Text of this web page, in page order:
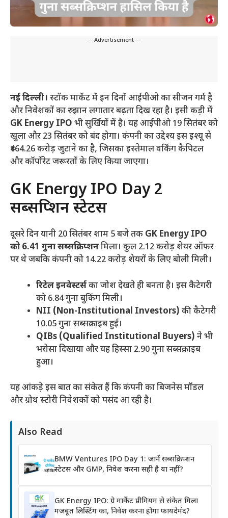
---Advertisement---
नई दिल्ली। स्टॉक मार्केट में इन दिनों आईपीओ का सीजन गर्म है
और निवेशकों का रुझान लगातार बढ़ता दिख रहा है। इसी कड़ी में
GK Energy IPO भी सुर्खियों में है। यह आईपीओ 19 सितंबर को
खुला और 23 सितंबर को बंद होगा। कंपनी का उद्देश्य इस इश्यू से
₹464.26 करोड़ जुटाने का है, जिसका इस्तेमाल वर्किंग कैपिटल
और कॉर्पोरेट जरूरतों के लिए किया जाएगा।
GK Energy IPO Day 2
सब्सक्रिप्शन स्टेटस
दूसरे दिन यानी 20 सितंबर शाम 5 बजे तक GK Energy IPO
को 6.41 गुना सब्सक्रिप्शनमिला। कुल 2.12 करोड़ शेयर ऑफर
पर थे जबकि कंपनी को 14.22 करोड़ शेयरों के लिए बोली मिली।
रिटेल इनवेस्टर्सका जोश देखते ही बनता है। इस कैटेगरी
को 6.84 गुना बुकिंग मिली।
NII (Non-Institutional Investors) की कैटेगरी
10.05 गुना सब्सक्राइब हुई।
QIBs (Qualified Institutional Buyers) ने भी
भरोसा दिखाया और यह हिस्सा 2.90 गुना सब्सक्राइब
हुआ।
यह आंकड़े इस बात का संकेत हैं कि कंपनी का बिजनेस मॉडल
और ग्रोथ स्टोरी निवेशकों को पसंद आ रही है।
Also Read
BMW Ventures IPO Day 1: जानें सब्सक्रिप्शन
स्टेटस और GMP, निवेश करना सही है या नहीं?
GK Energy IPO: ग्रे मार्केट प्रीमियम से संकेत मिला
मजबूत लिस्टिंग का, निवेश करना होगा फायदेमंद?